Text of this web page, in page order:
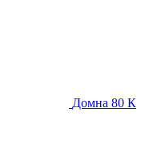
Домна 80 К